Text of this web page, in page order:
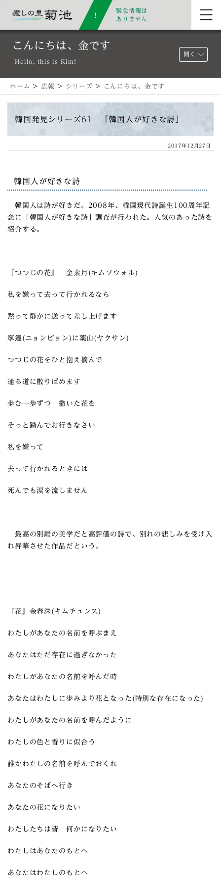
緊急情報は
ありません
こんにちは、金です
Hello, this is Kim!
開く
ホーム > 広報 > シリーズ > こんにちは、金です
韓国発見シリーズ61 「韓国人が好きな詩」
2017年12月27日
韓国人が好きな詩
韓国人は詩が好きだ。2008年、韓国現代詩誕生100周年記
念に「韓国人が好きな詩」調査が行われた。人気のあった詩を
紹介する。
『つつじの花』 金素月(キムソウォル)
私を嫌って去って行かれるなら
黙って静かに送って差し上げます
寧邊(ニョンピョン)に薬山(ヤクサン)
つつじの花をひと抱え摘んで
通る道に散りばめます
歩む一歩ずつ 撒いた花を
そっと踏んでお行きなさい
私を嫌って
去って行かれるときには
死んでも涙を流しません
最高の別離の美学だと高評価の詩で、別れの悲しみを受け入
れ昇華させた作品だという。
『花』金春洙(キムチュンス)
わたしがあなたの名前を呼ぶまえ
あなたはただ存在に過ぎなかった
わたしがあなたの名前を呼んだ時
あなたはわたしに歩みより花となった(特別な存在になった)
わたしがあなたの名前を呼んだように
わたしの色と香りに似合う
誰かわたしの名前を呼んでおくれ
あなたのそばへ行き
あなたの花になりたい
わたしたちは皆 何かになりたい
わたしはあなたのもとへ
あなたはわたしのもとへ